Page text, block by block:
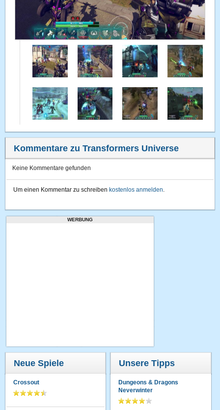
Kommentare zu Transformers Universe
Keine Kommentare gefunden
Um einen Kommentar zu schreiben kostenlos anmelden.
WERBUNG
Neue Spiele
Crossout
Unsere Tipps
Dungeons & Dragons
Neverwinter